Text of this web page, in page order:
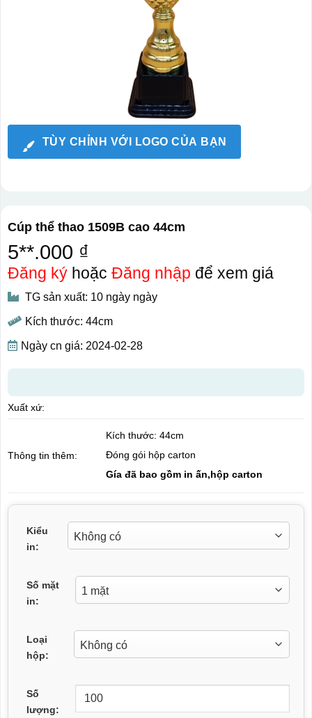
TÙY CHỈNH VỚI LOGO CỦA BẠN
Cúp thể thao 1509B cao 44cm
5**.000 ₫
Đăng kýhoặc Đăng nhập để xem giá
TG sản xuất: 10 ngày ngày
Kích thước: 44cm
Ngày cn giá: 2024-02-28
Xuất xứ:
Thông tin thêm:
Kích thước: 44cm
Đóng gói hộp carton
Gía đã bao gồm in ấn,hộp carton
Kiểu
in:
Số mặt
in:
Loại
hộp:
Số
lượng: